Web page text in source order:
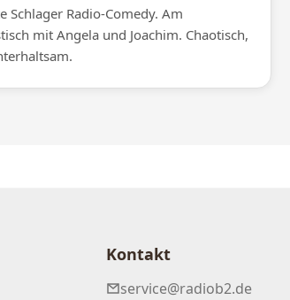
Schlager Radio-Comedy. Am
mit Angela und Joachim. Chaotisch,
Kontakt
service@radiob2.de